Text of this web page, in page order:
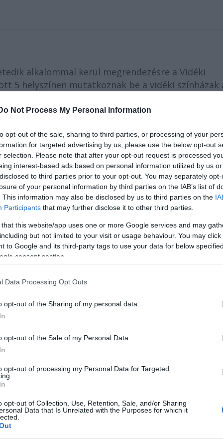
Not Process My Personal Information
opt-out of the sale, sharing to third parties, or processing of your
for targeted advertising by us, please use the below opt-out
selection. Please note that after your opt-out request is processed
interest-based ads based on personal information utilized by us
to third parties prior to your opt-out. You may separately
of your personal information by third parties on the IAB’s list of
This information may also be disclosed by us to third parties on the
Participants that may further disclose it to other third parties.
that this website/app uses one or more Google services and may
but not limited to your visit or usage behaviour. You may
to Google and its third-party tags to use your data for below
consent section.
Data Processing Opt Outs
opt-out of the Sharing of my personal data.
opt-out of the Sale of my Personal Data.
opt-out of processing my Personal Data for Targeted
opt-out of Collection, Use, Retention, Sale, and/or Sharing
Data that Is Unrelated with the Purposes for which it
alkalommal kerül megrendezésre a Vidéki
5 helyszínen mutatkoznak be a vidéki színházak
A helyszínek: Thália Színház, Nemzeti Színház,
A programot sokszínûség jellemzi; hiszen dráma,
választékban.
hetedik alkalommal kerül megrendezésre a
5 helyszínen mutatkoznak be a vidéki
A helyszínek: Thália Színház, Nemzeti
vígjáték, gyerekdarab és musical is
közönsége láthasson olyan
csak komoly anyagi áldozatok árán lenne
A Találkozó választékbővítést kínál a
helyzetet nagy előnyt jelent, hogy a vidéki
így időt és pénzt takarít meg.
tekint vissza, ezért azt gondoljuk, hogy a
a színházba látogatók, a kultúrát szerető,
hogy a Nádas Péter által
hanem a színházi előcsarnokokban, és talán
kívánunk sok sikert a fellépőknek, és